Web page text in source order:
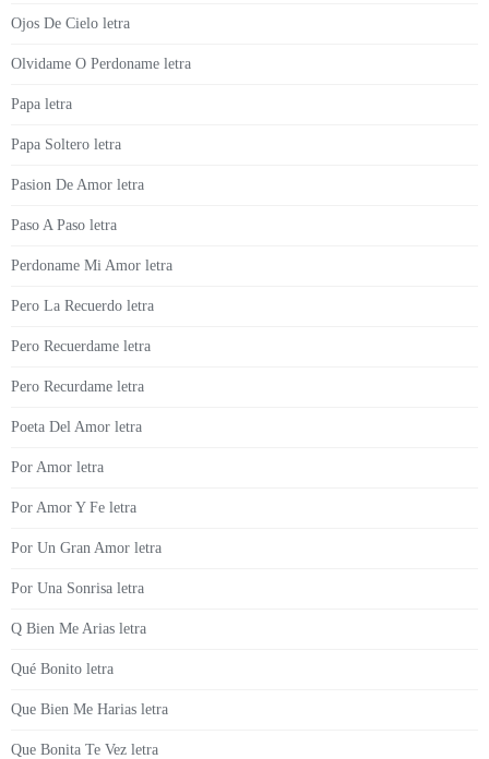
Ojos De Cielo letra
Olvidame O Perdoname letra
Papa letra
Papa Soltero letra
Pasion De Amor letra
Paso A Paso letra
Perdoname Mi Amor letra
Pero La Recuerdo letra
Pero Recuerdame letra
Pero Recurdame letra
Poeta Del Amor letra
Por Amor letra
Por Amor Y Fe letra
Por Un Gran Amor letra
Por Una Sonrisa letra
Q Bien Me Arias letra
Qué Bonito letra
Que Bien Me Harias letra
Que Bonita Te Vez letra